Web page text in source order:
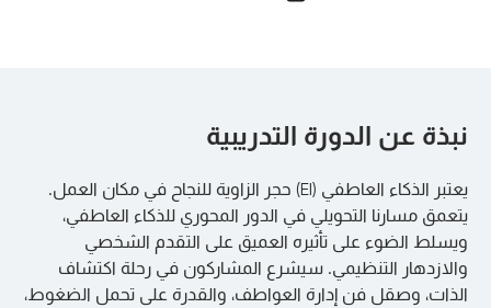
نبذة عن الدورة التدريبية
يعتبر الذكاء العاطفي (EI) حجر الزاوية للنجاح في مكان العمل.
يتعمق مسارنا التحويلي في الدور المحوري للذكاء العاطفي،
ويسلط الضوء على تأثيره العميق على التقدم الشخصي
والازدهار التنظيمي. سيشرع المشاركون في رحلة اكتشاف
الذات، وصقل فن إدارة العواطف، والقدرة على تحمل الضغوط،